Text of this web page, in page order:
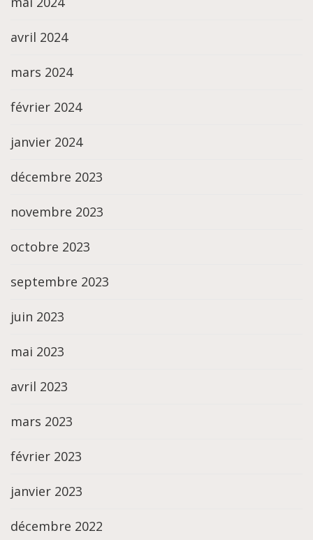
avril 2024
mars 2024
février 2024
janvier 2024
décembre 2023
novembre 2023
octobre 2023
septembre 2023
juin 2023
mai 2023
avril 2023
mars 2023
février 2023
janvier 2023
décembre 2022